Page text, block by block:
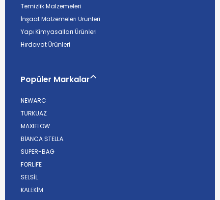
Temizlik Malzemeleri
İnşaat Malzemeleri Ürünleri
Yapı Kimyasalları Ürünleri
Hırdavat Ürünleri
Popüler Markalar
NEWARC
TURKUAZ
MAXIFLOW
BİANCA STELLA
SUPER-BAG
FORLİFE
SELSİL
KALEKİM